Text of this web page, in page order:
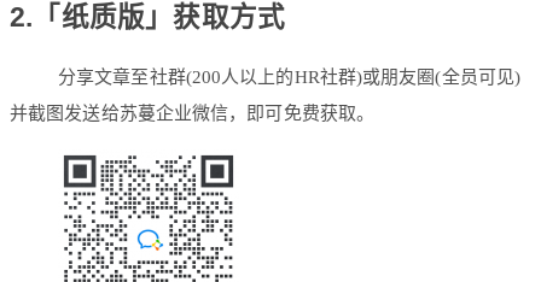
2.「纸质版」获取方式
分享文章至社群(200人以上的HR社群)或朋友圈(全员可见)
并截图发送给苏蔓企业微信，即可免费获取。